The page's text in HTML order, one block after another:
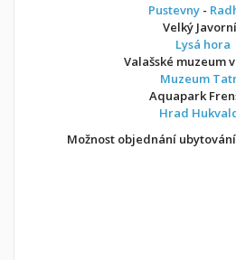
Pustevny -
Velký
Lysá hora
Valašské muzeum
Muzeum
Aquapark
Hrad
Možnost objednání